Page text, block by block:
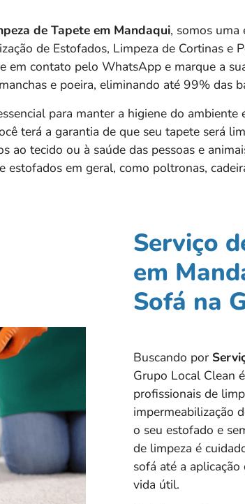
de Tapete em Mandaqui, somos uma
de Estofados, Limpeza de Cortinas e
em contato pelo WhatsApp e marque a
e poeira, eliminando até 99% das
para manter a higiene do
terá a garantia de que seu tapete será
ao tecido ou à saúde das pessoas e
estofados em geral, como poltronas,
Serviço
em
Sofá na
Buscando por
Grupo Local Clean
profissionais de
impermeabilização
o seu estofado e
de limpeza é
sofá até a
vida útil.